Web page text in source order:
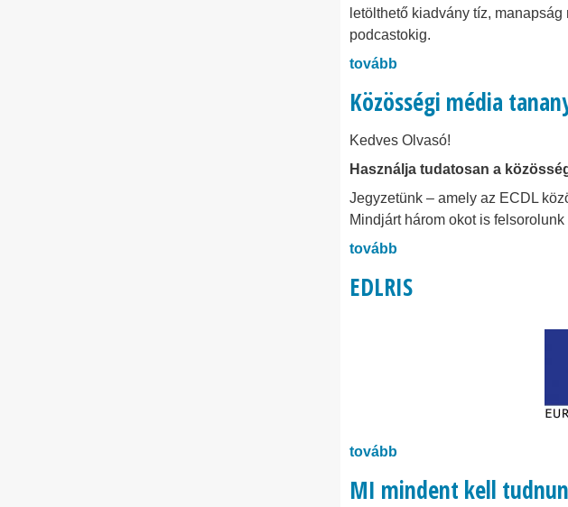
letölthető kiadvány tíz,
podcastokig.
tovább
Közösségi média
Kedves Olvasó!
Használja tudatosan a
Jegyzetünk – amely az ECDL
Mindjárt három okot is
tovább
EDLRIS
tovább
MI mindent kell